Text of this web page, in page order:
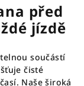
před
jízdě
součástí
čisté
Naše široká